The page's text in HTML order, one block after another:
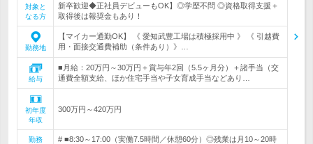
対象と
なる方
新卒歓迎◆正社員デビューもOK】◎学歴不問 ◎資格取得支援＋
取得後は報奨金もあり！
勤務地
【マイカー通勤OK】 《 愛知武豊工場は積極採用中 》 《 引越費
用・面接交通費補助（条件あり）》…
給与
■月給：20万円～30万円＋賞与年2回（5.5ヶ月分）＋諸手当（交
通費全額支給、ほか住宅手当や子女育成手当などあり…
初年度
年収
300万円～420万円
勤務
# ■8:30～17:00（実働7.5時間／休憩60分）◎残業は月10～20時